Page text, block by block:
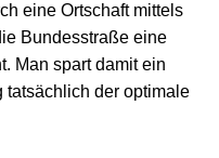
eine Ortschaft mittels
Bundesstraße eine
Man spart damit ein
tatsächlich der optimale